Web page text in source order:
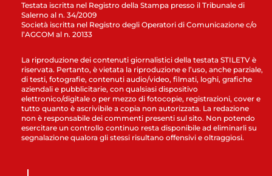
Testata iscritta nel Registro della Stampa presso il Tribunale di
Salerno al n. 34/2009
Società iscritta nel Registro degli Operatori di Comunicazione c/o
l’AGCOM al n. 20133
La riproduzione dei contenuti giornalistici della testata STILETV è
riservata. Pertanto, è vietata la riproduzione e l’uso, anche parziale,
di testi, fotografie, contenuti audio/video, filmati, loghi, grafiche
aziendali e pubblicitarie, con qualsiasi dispositivo
elettronico/digitale o per mezzo di fotocopie, registrazioni, cover e
tutto quanto è ascrivibile a copia non autorizzata. La redazione
non è responsabile dei commenti presenti sul sito. Non potendo
esercitare un controllo continuo resta disponibile ad eliminarli su
segnalazione qualora gli stessi risultano offensivi e oltraggiosi.